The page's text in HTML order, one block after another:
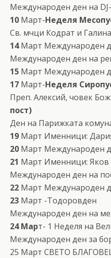
Международен ден на
10 Март-Неделя
Св. мчци Кодрат и
14Март Международен
Международен ден на
15 Март Международен
17 Март-Неделя
Преп. Алексий, човек
пост)
Ден на Парижката
19 Март Именници:
20 Март Международен
21 Март Именници: Яков
Международен ден на
22 Март Международен
23 Март -Тодоровден
Международен ден на
24 Март- 1 Неделя на
Международен ден за
25 Март СВЕТО